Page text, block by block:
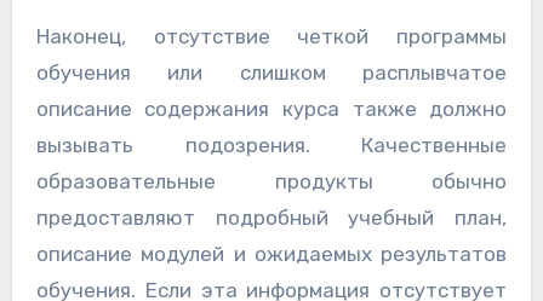
Наконец, отсутствие четкой программы
обучения или слишком расплывчатое
описание содержания курса также должно
вызывать подозрения. Качественные
образовательные продукты обычно
предоставляют подробный учебный план,
описание модулей и ожидаемых результатов
обучения. Если эта информация отсутствует